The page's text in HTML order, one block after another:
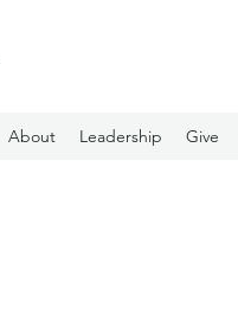
About Leadership Give